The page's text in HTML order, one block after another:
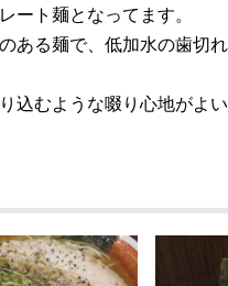
ート麺となってます。
ある麺で、低加水の歯切
込むような啜り心地がよい